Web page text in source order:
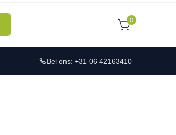
0
Bel ons: +31 06 42163410